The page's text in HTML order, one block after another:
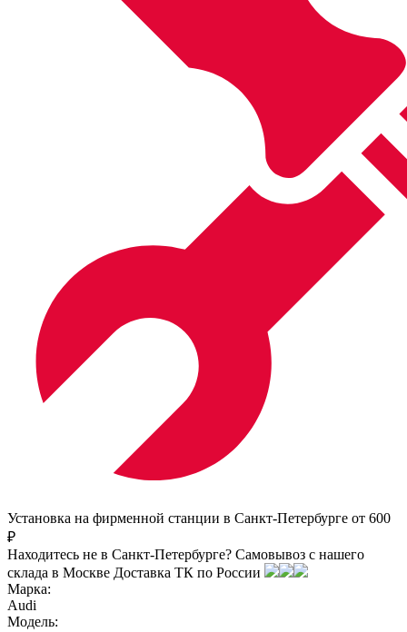
Установка на фирменной станции в Санкт-Петербурге от 600
₽
Находитесь не в Санкт-Петербурге? Самовывоз с нашего
склада в Москве Доставка ТК по России
Марка:
Audi
Модель: